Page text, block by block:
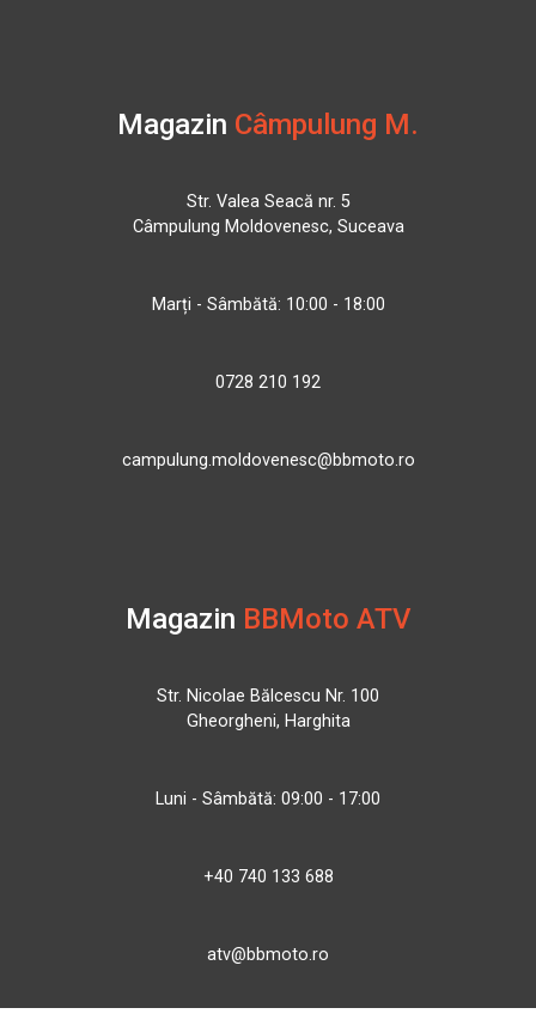
Magazin Câmpulung M.
Str. Valea Seacă nr. 5
Câmpulung Moldovenesc, Suceava
Marți - Sâmbătă: 10:00 - 18:00
0728 210 192
campulung.moldovenesc@bbmoto.ro
Magazin BBMoto ATV
Str. Nicolae Bălcescu Nr. 100
Gheorgheni, Harghita
Luni - Sâmbătă: 09:00 - 17:00
+40 740 133 688
atv@bbmoto.ro